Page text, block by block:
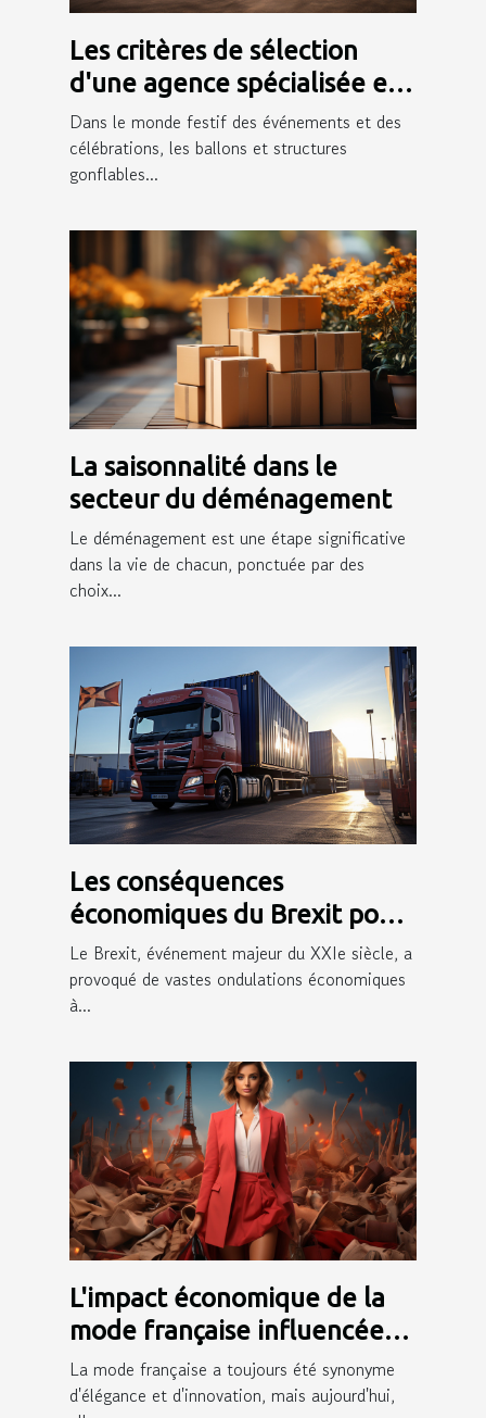
Les critères de sélection
d'une agence spécialisée en
ballons et structures
gonflables
Dans le monde festif des événements et des
célébrations, les ballons et structures
gonflables...
La saisonnalité dans le
secteur du déménagement
Le déménagement est une étape significative
dans la vie de chacun, ponctuée par des
choix...
Les conséquences
économiques du Brexit pour
les régions frontalières
Le Brexit, événement majeur du XXIe siècle, a
provoqué de vastes ondulations économiques
à...
L'impact économique de la
mode française influencée
par des personnalités sur les
réseaux sociaux
La mode française a toujours été synonyme
d'élégance et d'innovation, mais aujourd'hui,